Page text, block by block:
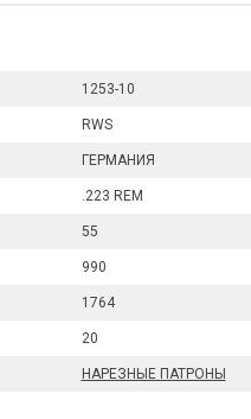
1253-10
RWS
ГЕРМАНИЯ
.223 REM
55
990
1764
20
НАРЕЗНЫЕ ПАТРОНЫ